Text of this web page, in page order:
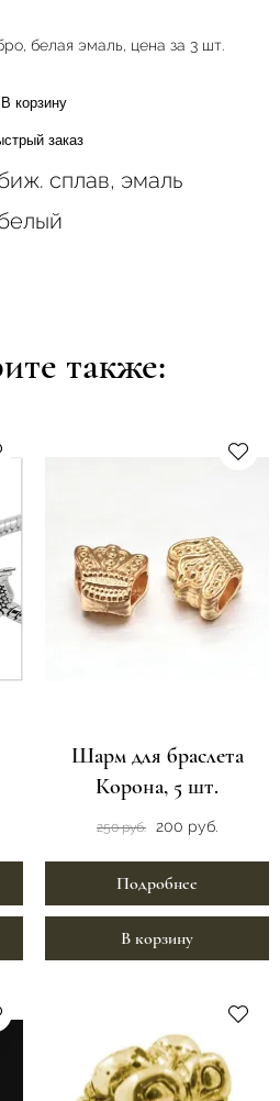
белая эмаль, цена за 3 шт.
В корзину
заказ
сплав, эмаль
также:
Шарм для браслета
Корона, 5 шт.
250 руб. 200 руб.
Подробнее
В корзину